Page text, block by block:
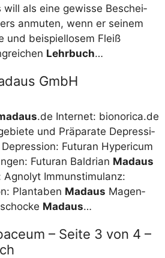
will als eine gewis­se Beschei­
anmu­ten, wenn er sei­nem
und bei­spiel­lo­sem Fleiß
Lehr­buch…
GmbH
.de Inter­net: bionorica.de
und Prä­pa­ra­te Depres­si­
Fut­uran Hyperi­cum
Fut­uran Bal­dri­an Mad­aus
Agno­lyt Immun­sti­mu­lanz:
Plant­aben Mad­aus Magen­
Mad­aus…
– Seite 3 von 4 –